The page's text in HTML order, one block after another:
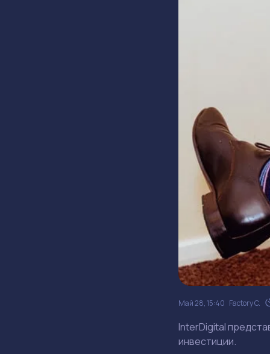
Май 28, 15:40 Factory C.
InterDigital
инвестиции.